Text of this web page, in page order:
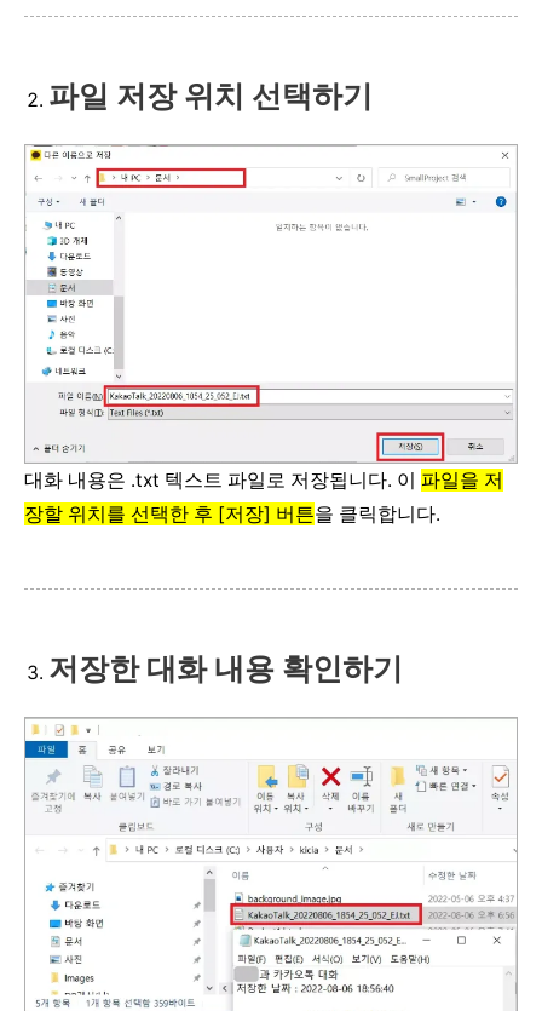
파일 저장 위치 선택하기
대화 내용은 .txt 텍스트 파일로 저장됩니다. 이 파일을 저
장할 위치를 선택한 후 [저장] 버튼을 클릭합니다.
저장한 대화 내용 확인하기